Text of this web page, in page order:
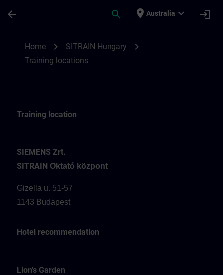
arrow_back search place Australia expand_more login
Home chevron_right SITRAIN Hungary chevron_right
Training locations
Training location
SIEMENS Zrt.
SITRAIN Oktató központ
Gizella u. 51-57
1143 Budapest
Hotel recommendation
Lion's Garden